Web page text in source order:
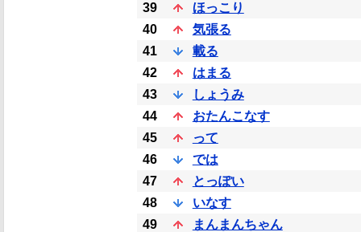
39
ほっこり
40
気張る
41
載る
42
はまる
43
しょうみ
44
おたんこなす
45
って
46
では
47
とっぽい
48
いなす
49
まんまんちゃん